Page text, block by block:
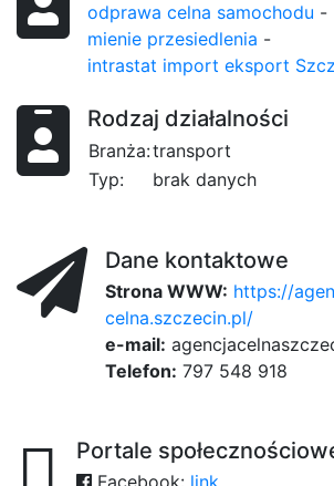
odprawa celna samochodu -
mienie przesiedlenia -
intrastat import eksport
Rodzaj działalności
Branża:transport
Typ:
brak danych
Dane kontaktowe
Strona WWW: https://
celna.szczecin.pl/
e-mail: agenc50
jacel8b3
naf0
s7bd
zb
cze
Telefon: 797 548 918
Portale